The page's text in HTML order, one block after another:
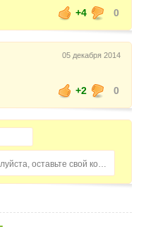
+4
0
05 декабря 2014
+2
0
Домохозяйка, пожалуйста, оставьте свой комментарий...